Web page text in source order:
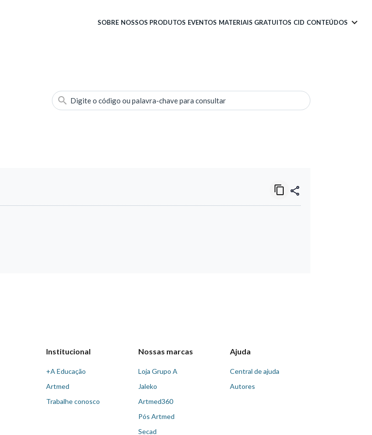
SOBRE NOSSOS PRODUTOS EVENTOS MATERIAIS GRATUITOS CID CONTEÚDOS
Digite o código ou palavra-chave para consultar
Institucional
+A Educação
Artmed
Trabalhe conosco
Nossas marcas
Loja Grupo A
Jaleko
Artmed360
Pós Artmed
Secad
Ajuda
Central de ajuda
Autores